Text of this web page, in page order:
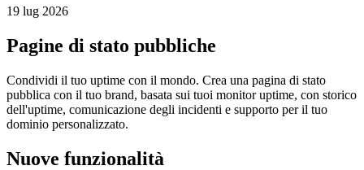
19 lug 2026
Pagine di stato pubbliche
Condividi il tuo uptime con il mondo. Crea una pagina di stato
pubblica con il tuo brand, basata sui tuoi monitor uptime, con storico
dell'uptime, comunicazione degli incidenti e supporto per il tuo
dominio personalizzato.
Nuove funzionalità